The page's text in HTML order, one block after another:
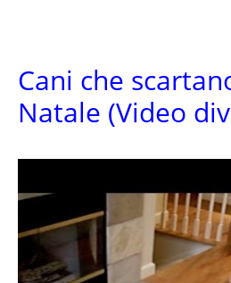
Cani che
Natale (Video